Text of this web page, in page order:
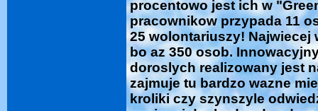
procentowo jest ich w
pracownikow przypada 11
25 wolontariuszy! Najwiecej
bo az 350 osob.
doroslych realizowany jest
zajmuje tu bardzo wazne
kroliki czy szynszyle